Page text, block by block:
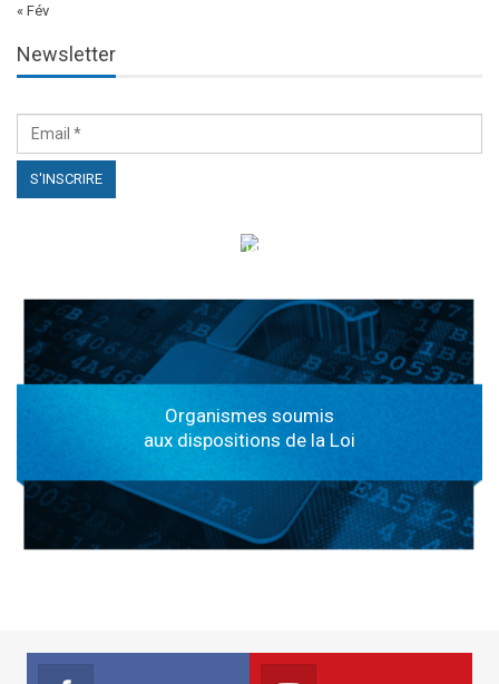
« Fév
Newsletter
الهياكل الخاضعة لقانون النفاذ إلى المعلومة
Organismes soumis
aux dispositions de la Loi